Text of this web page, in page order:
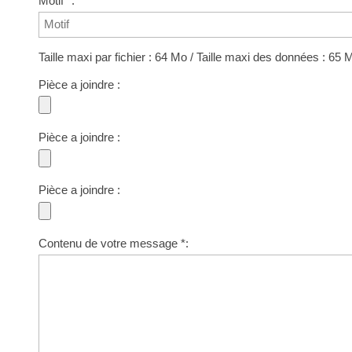
Taille maxi par fichier : 64 Mo / Taille maxi des données : 65
Pièce a joindre :
Pièce a joindre :
Pièce a joindre :
Contenu de votre message *: